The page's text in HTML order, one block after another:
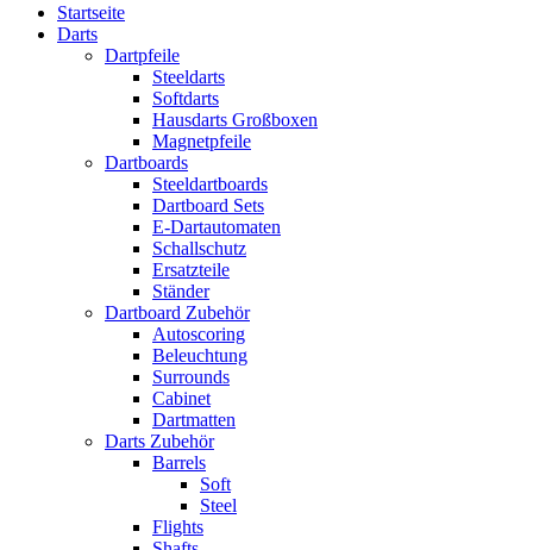
Startseite
Darts
Dartpfeile
Steeldarts
Softdarts
Hausdarts Großboxen
Magnetpfeile
Dartboards
Steeldartboards
Dartboard Sets
E-Dartautomaten
Schallschutz
Ersatzteile
Ständer
Dartboard Zubehör
Autoscoring
Beleuchtung
Surrounds
Cabinet
Dartmatten
Darts Zubehör
Barrels
Soft
Steel
Flights